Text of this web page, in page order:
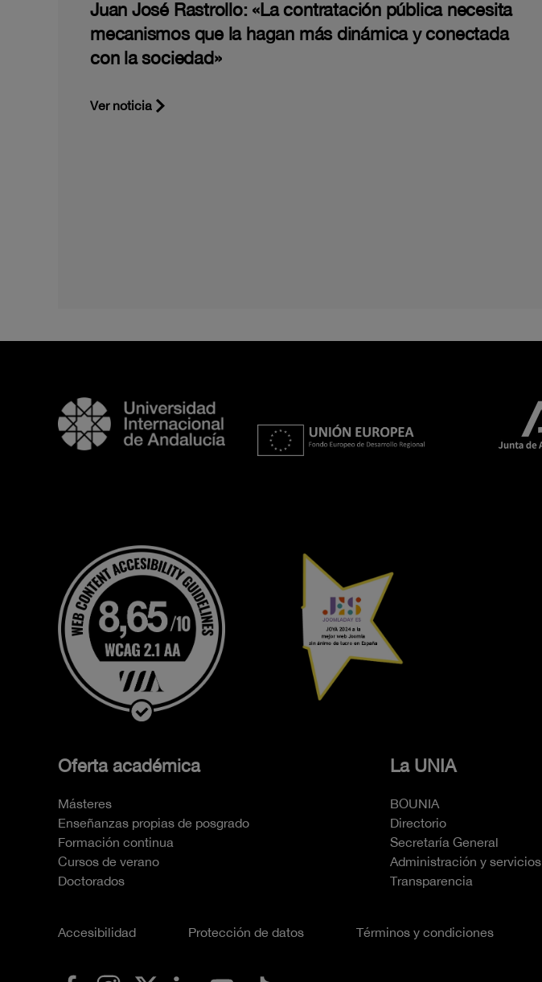
Juan José Rastrollo: «La contratación pública necesita
mecanismos que la hagan más dinámica y conectada
con la sociedad»
Ver noticia
Oferta académica
Másteres
Enseñanzas propias de posgrado
Formación continua
Cursos de verano
Doctorados
La UNIA
BOUNIA
Directorio
Secretaría General
Administración y servicios
Transparencia
Accesibilidad Protección de datos Términos y condiciones